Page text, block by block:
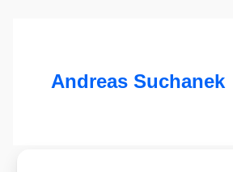
Andreas Suchanek